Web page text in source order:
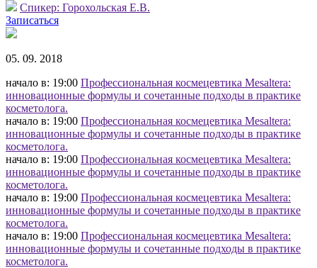
Спикер: Горохольская Е.В.
Записаться
05. 09. 2018
начало в: 19:00 Профессиональная космецевтика Mesaltera:
инновационные формулы и сочетанные подходы в практике
косметолога.
начало в: 19:00 Профессиональная космецевтика Mesaltera:
инновационные формулы и сочетанные подходы в практике
косметолога.
начало в: 19:00 Профессиональная космецевтика Mesaltera:
инновационные формулы и сочетанные подходы в практике
косметолога.
начало в: 19:00 Профессиональная космецевтика Mesaltera:
инновационные формулы и сочетанные подходы в практике
косметолога.
начало в: 19:00 Профессиональная космецевтика Mesaltera:
инновационные формулы и сочетанные подходы в практике
косметолога.